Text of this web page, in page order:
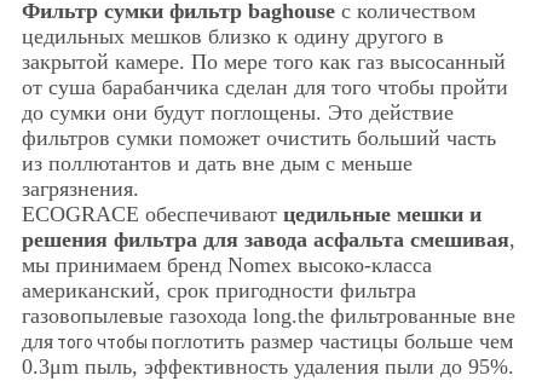
Фильтр сумки фильтр baghouseс количеством
цедильных мешков близко к одину другого в
закрытой камере. По мере того как газ высосанный
от суша барабанчика сделан для того чтобы пройти
до сумки они будут поглощены. Это действие
фильтров сумки поможет очистить больший часть
из поллютантов и дать вне дым с меньше
загрязнения.
ECOGRACE обеспечивают цедильные мешки и
решения фильтра для завода асфальта смешивая,
мы принимаем бренд Nomex высоко-класса
американский, срок пригодности фильтра
газовопылевые газохода long.the фильтрованные вне
длятого чтобы поглотить размер частицы больше чем
0.3μm пыль, эффективность удаления пыли до 95%.